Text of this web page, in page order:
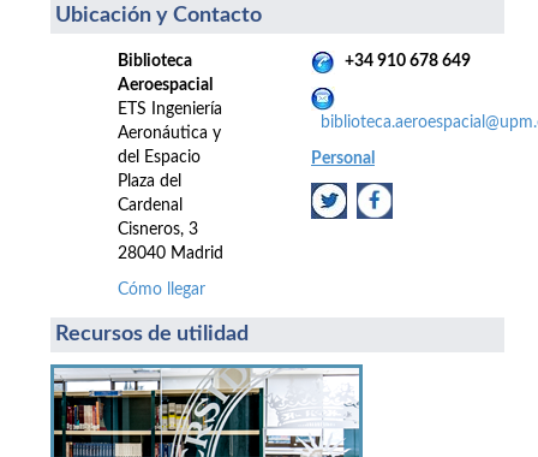
Ubicación y Contacto
Biblioteca
Aeroespacial
ETS Ingeniería
Aeronáutica y
del Espacio
Plaza del
Cardenal
Cisneros, 3
28040 Madrid
Cómo llegar
+34 910 678 649
Personal
Recursos de utilidad